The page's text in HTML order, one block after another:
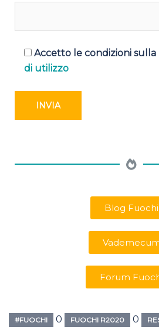
Accetto le condizioni sulla
di utilizzo
Blog Fuochi
Forum
#FUOCHI 0 FUOCHI R2020 0